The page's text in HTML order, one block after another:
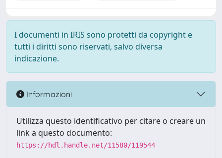
I documenti in IRIS sono protetti da copyright e
tutti i diritti sono riservati, salvo diversa
indicazione.
Informazioni
Utilizza questo identificativo per citare o creare un
link a questo documento:
https://hdl.handle.net/11580/119544